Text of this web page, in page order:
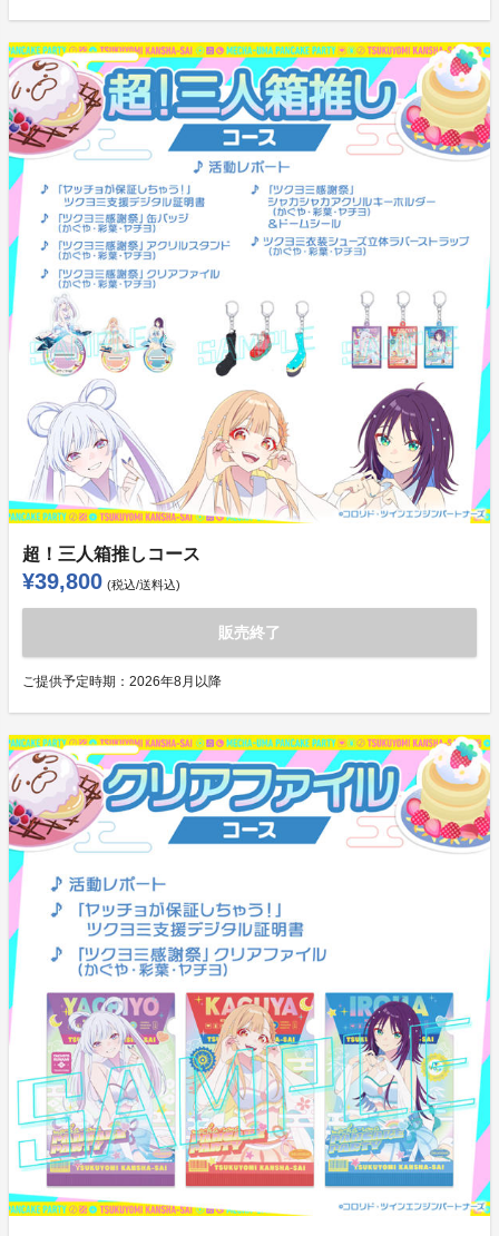
超！三人箱推しコース
¥39,800 (税込/送料込)
販売終了
ご提供予定時期： 2026年8月以降